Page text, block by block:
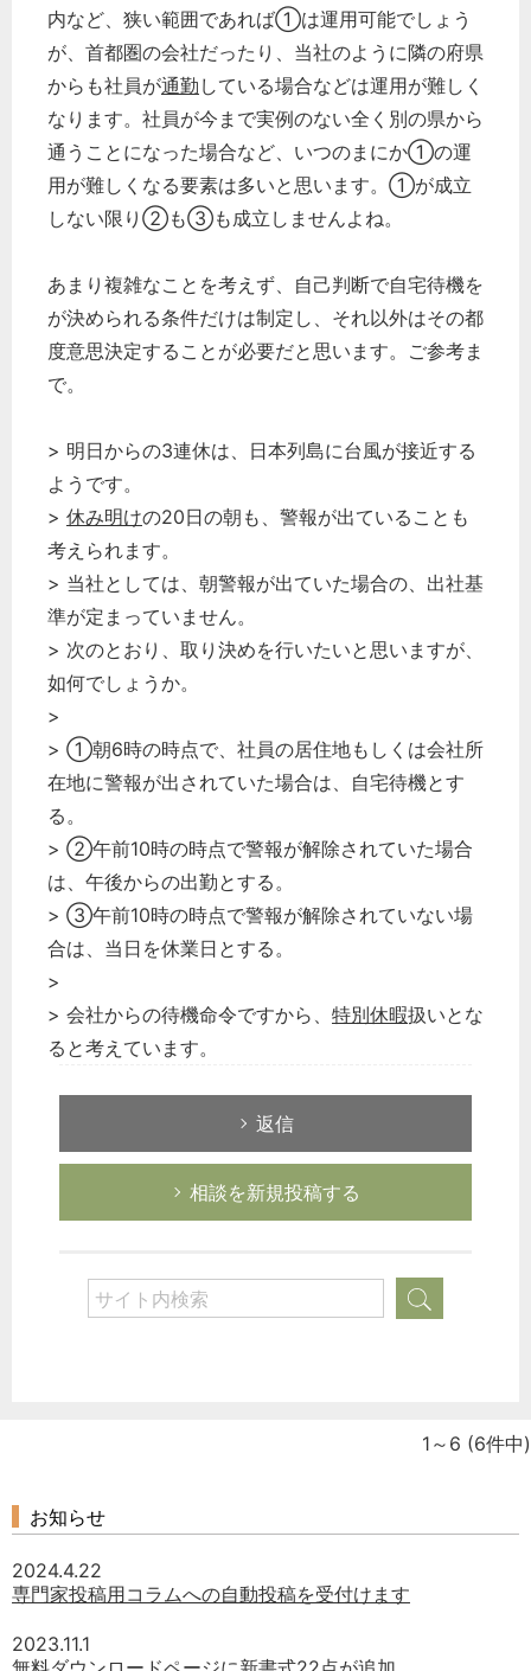
内など、狭い範囲であれば①は運用可能でしょう
が、首都圏の会社だったり、当社のように隣の府県
からも社員が通勤 している場合などは運用が難しく
なります。社員が今まで実例のない全く別の県から
通うことになった場合など、いつのまにか①の運
用が難しくなる要素は多いと思います。①が成立
しない限り②も③も成立しませんよね。
あまり複雑なことを考えず、自己判断で自宅待機を
が決められる条件だけは制定し、それ以外はその都
度意思決定することが必要だと思います。ご参考ま
で。
> 明日からの3連休は、日本列島に台風が接近する
ようです。
> 休み明けの20日の朝も、警報が出ていることも
考えられます。
> 当社としては、朝警報が出ていた場合の、出社基
準が定まっていません。
> 次のとおり、取り決めを行いたいと思いますが、
如何でしょうか。
>
> ①朝6時の時点で、社員の居住地もしくは会社所
在地に警報が出されていた場合は、自宅待機とす
る。
> ②午前10時の時点で警報が解除されていた場合
は、午後からの出勤とする。
> ③午前10時の時点で警報が解除されていない場
合は、当日を休業日とする。
>
> 会社からの待機命令ですから、 特別休暇扱いとな
ると考えています。
返信
相談を新規投稿する
1～6 (6件中)
お知らせ
2024.4.22
専門家投稿用コラムへの自動投稿を受付けます
2023.11.1